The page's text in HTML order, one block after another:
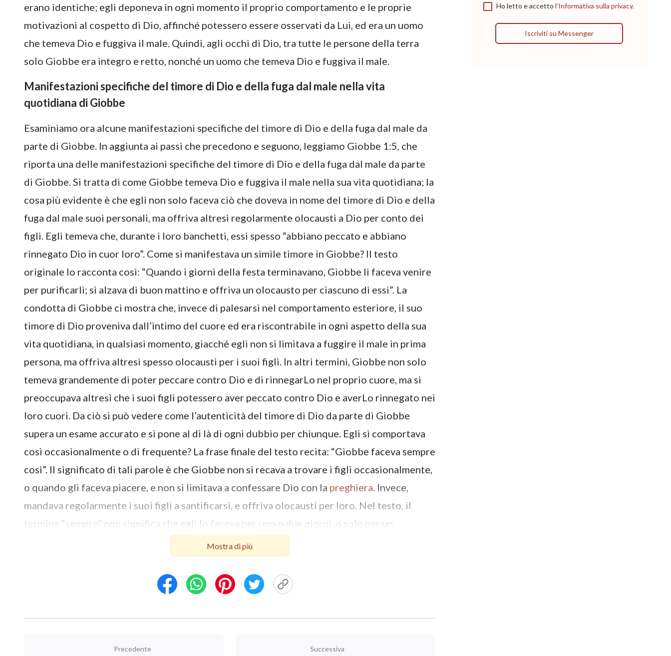
erano identiche; egli deponeva in ogni momento il proprio comportamento e le proprie
motivazioni al cospetto di Dio, affinché potessero essere osservati da Lui, ed era un uomo
che temeva Dio e fuggiva il male. Quindi, agli occhi di Dio, tra tutte le persone della terra
solo Giobbe era integro e retto, nonché un uomo che temeva Dio e fuggiva il male.
Manifestazioni specifiche del timore di Dio e della fuga dal male nella vita
quotidiana di Giobbe
Esaminiamo ora alcune manifestazioni specifiche del timore di Dio e della fuga dal male da
parte di Giobbe. In aggiunta ai passi che precedono e seguono, leggiamo Giobbe 1:5, che
riporta una delle manifestazioni specifiche del timore di Dio e della fuga dal male da parte
di Giobbe. Si tratta di come Giobbe temeva Dio e fuggiva il male nella sua vita quotidiana; la
cosa più evidente è che egli non solo faceva ciò che doveva in nome del timore di Dio e della
fuga dal male suoi personali, ma offriva altresì regolarmente olocausti a Dio per conto dei
figli. Egli temeva che, durante i loro banchetti, essi spesso “abbiano peccato e abbiano
rinnegato Dio in cuor loro”. Come si manifestava un simile timore in Giobbe? Il testo
originale lo racconta così: “Quando i giorni della festa terminavano, Giobbe li faceva venire
per purificarli; si alzava di buon mattino e offriva un olocausto per ciascuno di essi”. La
condotta di Giobbe ci mostra che, invece di palesarsi nel comportamento esteriore, il suo
timore di Dio proveniva dall’intimo del cuore ed era riscontrabile in ogni aspetto della sua
vita quotidiana, in qualsiasi momento, giacché egli non si limitava a fuggire il male in prima
persona, ma offriva altresì spesso olocausti per i suoi figli. In altri termini, Giobbe non solo
temeva grandemente di poter peccare contro Dio e di rinnegarLo nel proprio cuore, ma si
preoccupava altresì che i suoi figli potessero aver peccato contro Dio e averLo rinnegato nei
loro cuori. Da ciò si può vedere come l’autenticità del timore di Dio da parte di Giobbe
supera un esame accurato e si pone al di là di ogni dubbio per chiunque. Egli si comportava
così occasionalmente o di frequente? La frase finale del testo recita: “Giobbe faceva sempre
così”. Il significato di tali parole è che Giobbe non si recava a trovare i figli occasionalmente,
o quando gli faceva piacere, e non si limitava a confessare Dio con la preghiera. Invece,
mandava regolarmente i suoi figli a santificarsi, e offriva olocausti per loro. Nel testo, il
termine “sempre” non significa che egli lo faceva per uno o due giorni, o solo per un
momento. Indica che la manifestazione del timore di Dio da parte di Giobbe non era
temporanea, non si limitava a un sapere teorico o a belle parole; anzi, la via di temere Dio e
fuggire il male guidava il suo cuore, modellava il suo comportamento ed era intimo
fondamento della sua esistenza. Il fatto che egli si comportasse così continuamente indica
quale peso la via di temere Dio e fuggire il male avesse dentro al suo cuore. Si comportava
Mostra di più
Precedente Successiva
Ho letto e accetto l’Informativa sulla privacy.
Iscriviti su Messenger